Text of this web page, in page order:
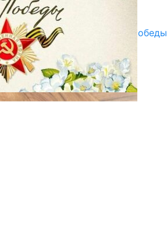
29.04.2025
Награды в преддверии Дня Победы
29.04.2025